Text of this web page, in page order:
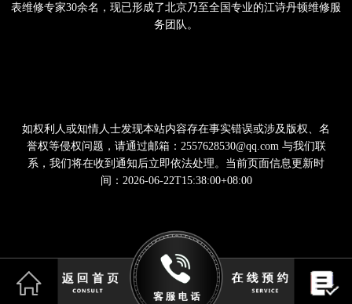
表维修专家30余名，现已形成了北京乃至全国专业的江诗丹顿维修服
务团队。
如权利人或知情人士发现本站内容存在事实错误或涉及版权、名
誉权等侵权问题，请通过邮箱：2557628530@qq.com 与我们联
系，我们将在收到通知后立即依法处理。当前页面信息更新时
间：2026-06-22T15:38:00+08:00